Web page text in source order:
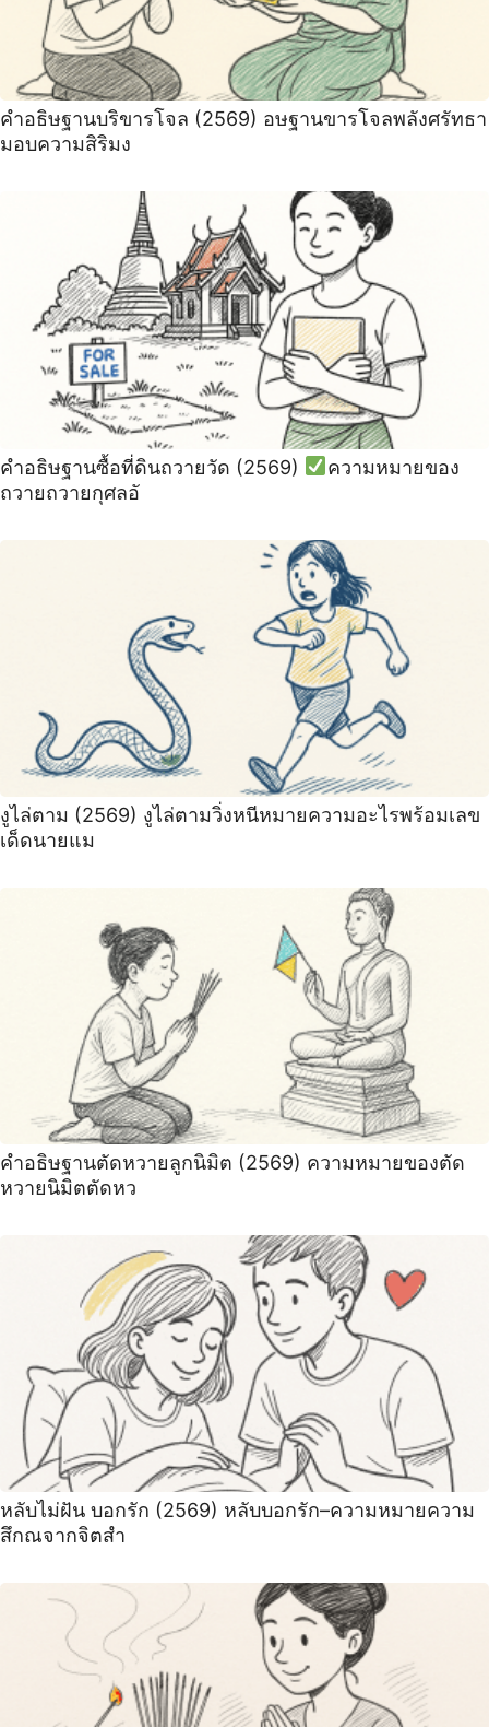
คำอธิษฐานบริขารโจล (2569) อษฐานขารโจลพลังศรัทธา
มอบความสิริมง
คำอธิษฐานซื้อที่ดินถวายวัด (2569)
ความหมายของ
ถวายถวายกุศลอั
งูไล่ตาม (2569) งูไล่ตามวิ่งหนีหมายความอะไรพร้อมเลข
เด็ดนายแม
คำอธิษฐานตัดหวายลูกนิมิต (2569) ความหมายของตัด
หวายนิมิตตัดหว
หลับไม่ฝัน บอกรัก (2569) หลับบอกรัก–ความหมายความ
สึกณจากจิตสำ